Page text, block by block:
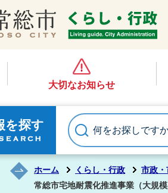
大切なお知らせ
を探す
ホーム くらし・行政 市政
常総市宅地耐震化推進事業（大規